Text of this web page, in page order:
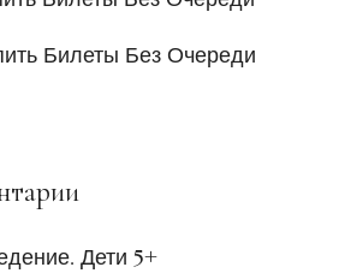
Билеты Без Очереди
Дети 5+